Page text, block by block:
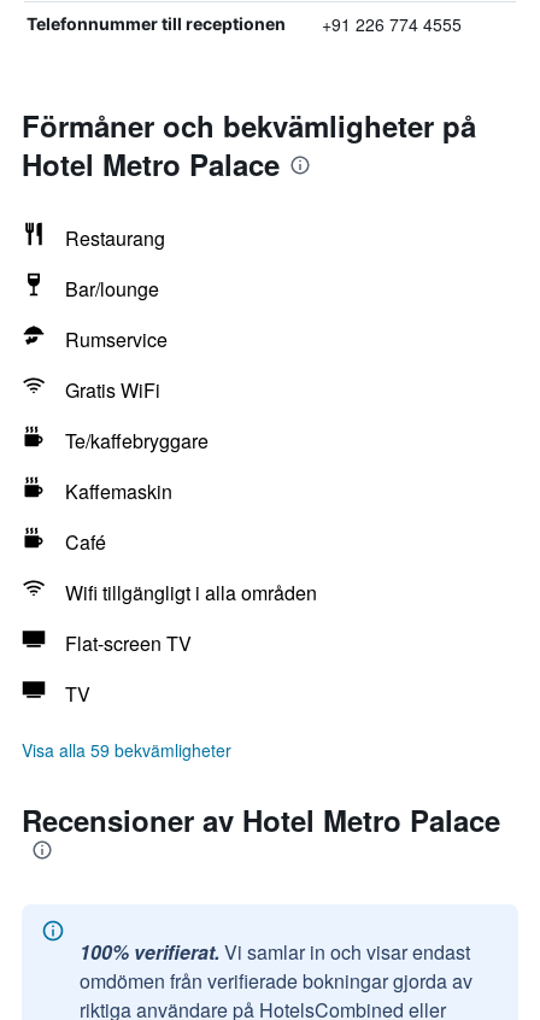
Telefonnummer till receptionen +91 226 774 4555
Förmåner och bekvämligheter på
Hotel Metro Palace
Restaurang
Bar/lounge
Rumservice
Gratis WiFi
Te/kaffebryggare
Kaffemaskin
Café
Wifi tillgängligt i alla områden
Flat-screen TV
TV
Visa alla 59 bekvämligheter
Recensioner av Hotel Metro Palace
100% verifierat. Vi samlar in och visar endast
omdömen från verifierade bokningar gjorda av
riktiga användare på HotelsCombined eller